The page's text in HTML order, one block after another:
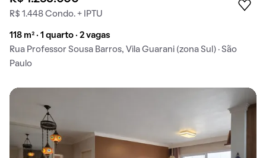
R$ 1.448 Condo. + IPTU
118 m² · 1 quarto · 2 vagas
Rua Professor Sousa Barros, Vila Guarani (zona Sul) · São
Paulo